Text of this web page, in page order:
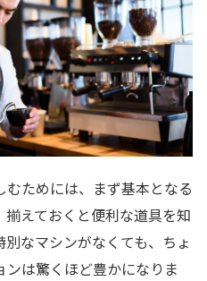
ためには、まず基本となる
えておくと便利な道具を知
なマシンがなくても、ちょ
は驚くほど豊かになりま